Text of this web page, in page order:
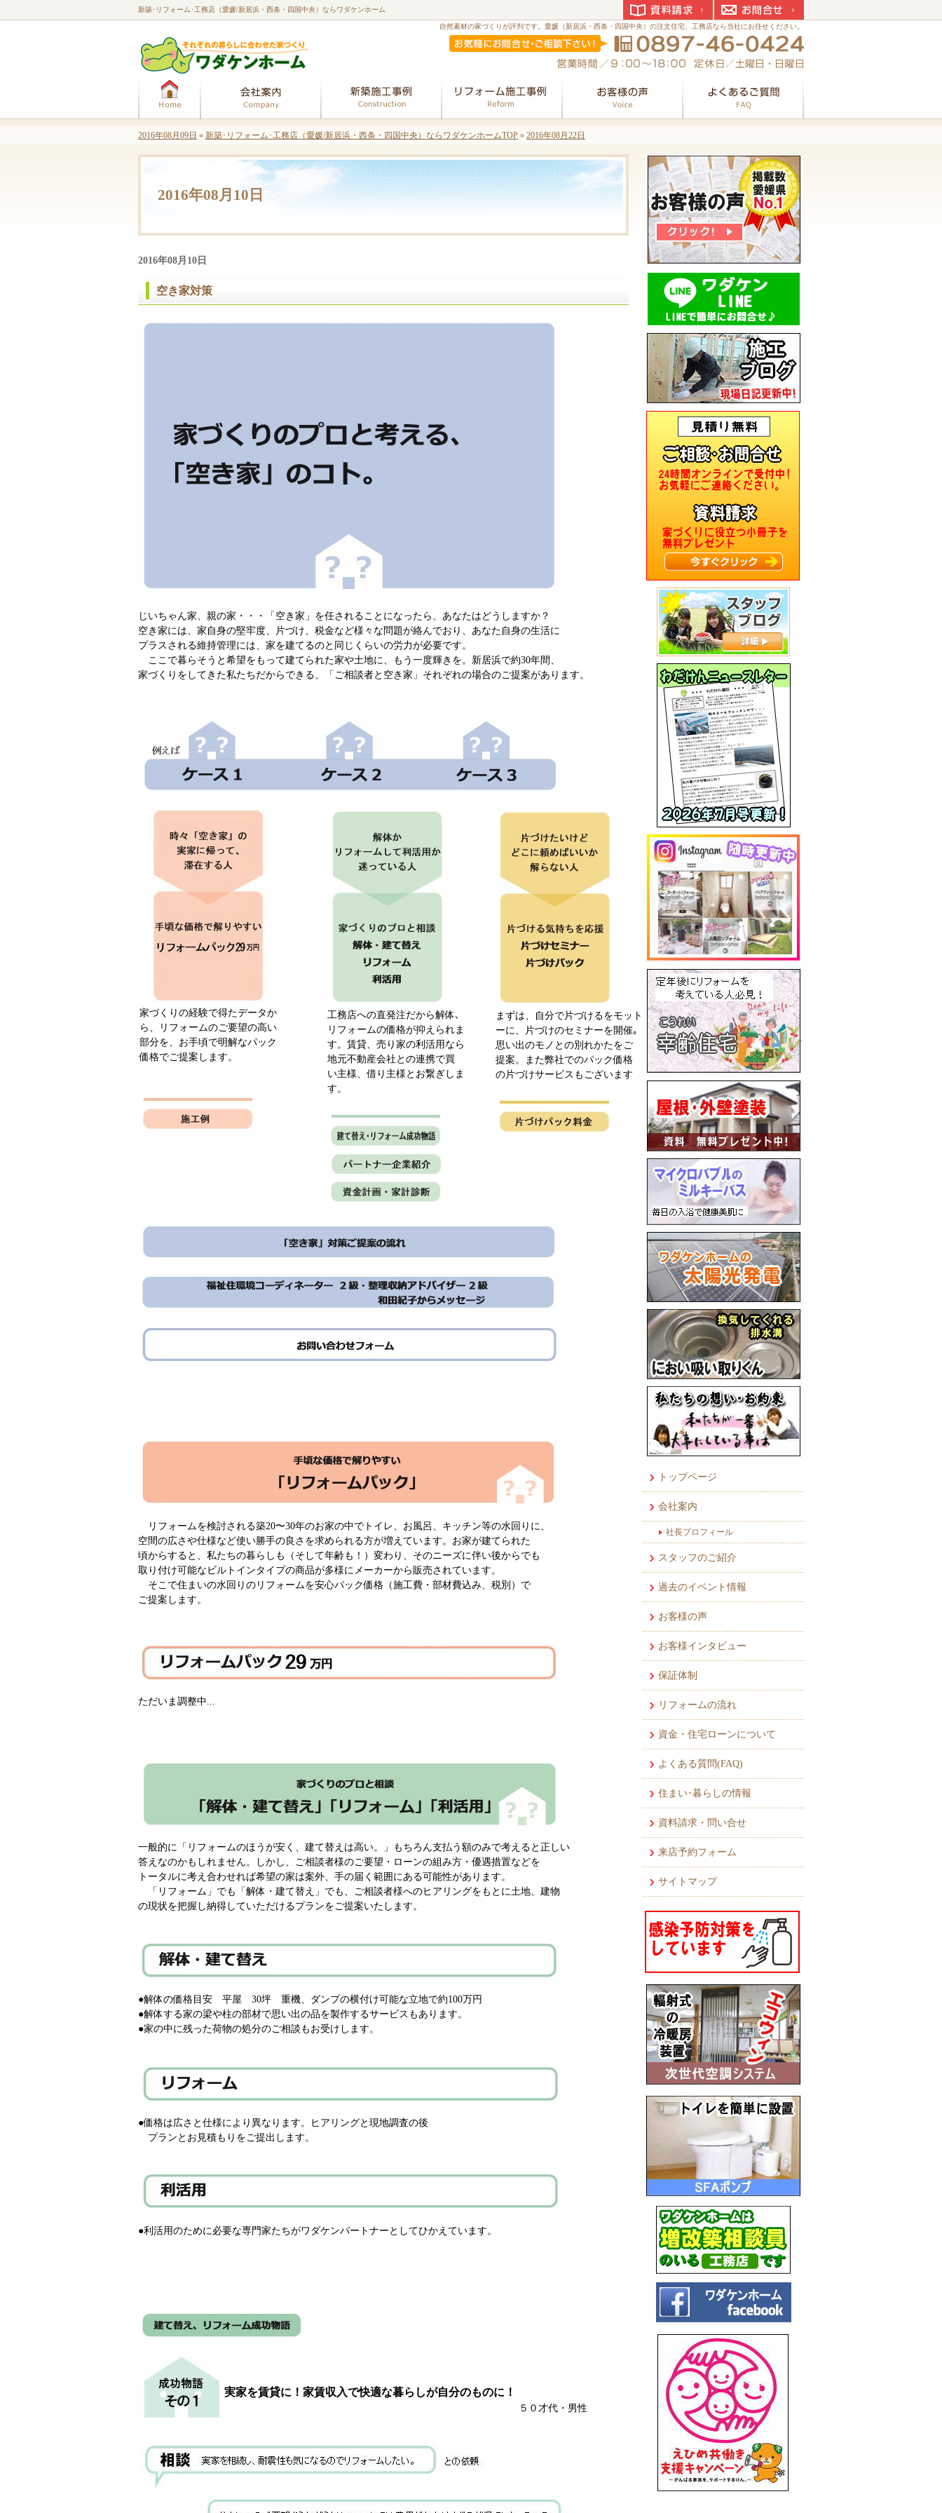
2016年08月10日
自然素材の家づくりが評判です。愛媛（新居浜・西条・四国中央）の注文住宅、工務店なら当社にお任せください。
新築･リフォーム･工務店（愛媛/新居浜・西条・四国中央）ならワダケンホーム
2016年08月10日
空き家対策
じいちゃん家、親の家・・・「空き家」を任されることになったら、あなたはどうしますか？
空き家には、家自身の堅牢度、片づけ、税金など様々な問題が絡んでおり、あなた自身の生活に
プラスされる維持管理には、家を建てるのと同じくらいの労力が必要です。
ここで暮らそうと希望をもって建てられた家や土地に、もう一度輝きを。新居浜で約30年間、
家づくりをしてきた私たちだからできる、「ご相談者と空き家」それぞれの場合のご提案があります。
家づくりの経験で得たデータか
ら、リフォームのご要望の高い
部分を、お手頃で明解なパック
価格でご提案します。
工務店への直発注だから解体､
リフォームの価格が抑えられま
す。賃貸、売り家の利活用なら
地元不動産会社との連携で買
い主様、借り主様とお繋ぎしま
す。
まずは、自分で片づけるをモット
ーに、片づけのセミナーを開催｡
思い出のモノとの別れかたをご
提案。また弊社でのパック価格
の片づけサービスもございます
リフォームを検討される築20〜30年のお家の中でトイレ、お風呂、キッチン等の水回りに、
空間の広さや仕様など使い勝手の良さを求められる方が増えています。お家が建てられた
頃からすると、私たちの暮らしも（そして年齢も！）変わり、そのニーズに伴い後からでも
取り付け可能なビルトインタイプの商品が多様にメーカーから販売されています。
そこで住まいの水回りのリフォームを安心パック価格（施工費・部材費込み、税別）で
ご提案します。
ただいま調整中...
一般的に「リフォームのほうが安く、建て替えは高い。」もちろん支払う額のみで考えると正しい
答えなのかもしれません。しかし、ご相談者様のご要望・ローンの組み方・優遇措置などを
トータルに考え合わせれば希望の家は案外、手の届く範囲にある可能性があります。
「リフォーム」でも「解体・建て替え」でも、ご相談者様へのヒアリングをもとに土地、建物
の現状を把握し納得していただけるプランをご提案いたします。
●解体の価格目安 平屋 30坪 重機、ダンプの横付け可能な立地で約100万円
●解体する家の梁や柱の部材で思い出の品を製作するサービスもあります。
●家の中に残った荷物の処分のご相談もお受けします。
●価格は広さと仕様により異なります。ヒアリングと現地調査の後
プランとお見積もりをご提出します。
●利活用のために必要な専門家たちがワダケンパートナーとしてひかえています。
実家を賃貸に！家賃収入で快適な暮らしが自分のものに！
５０才代・男性
トップページ
会社案内
社長プロフィール
スタッフのご紹介
過去のイベント情報
お客様の声
お客様インタビュー
保証体制
リフォームの流れ
資金・住宅ローンについて
よくある質問(FAQ)
住まい･暮らしの情報
資料請求・問い合せ
来店予約フォーム
サイトマップ
2016年08月09日 « 新築･リフォーム･工務店（愛媛/新居浜・西条・四国中央）ならワダケンホームTOP » 2016年08月22日